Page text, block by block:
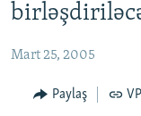
QANUNI DOĞRU
VIDEO
RADIO ARXIV
Mart 25, 2005
Paylaş